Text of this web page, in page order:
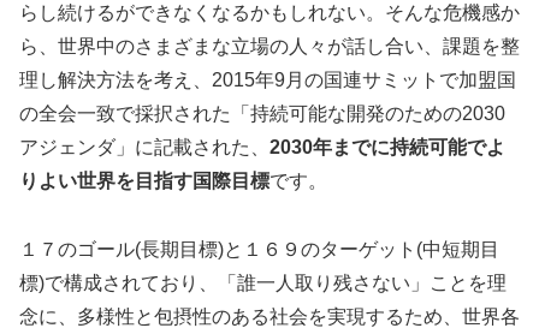
らし続けるができなくなるかもしれない。そんな危機感か
ら、世界中のさまざまな立場の人々が話し合い、課題を整
理し解決方法を考え、2015年9月の国連サミットで加盟国
の全会一致で採択された「持続可能な開発のための2030
アジェンダ」に記載された、 2030年までに持続可能でよ
りよい世界を目指す国際目標です。
１７のゴール(長期目標)と１６９のターゲット(中短期目
標)で構成されており、「誰一人取り残さない」ことを理
念に、多様性と包摂性のある社会を実現するため、世界各